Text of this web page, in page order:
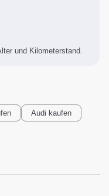
und Kilometerstand.
Audi kaufen